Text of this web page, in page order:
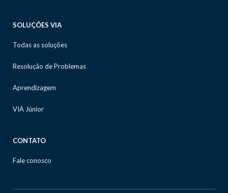
SOLUÇÕES VIA
Todas as soluções
Resolução de Problemas
Aprendizagem
VIA Júnior
CONTATO
Fale conosco